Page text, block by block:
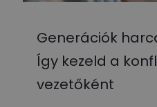
Generációk
Így kezeld a
vezetőként